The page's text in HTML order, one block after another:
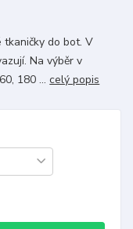
tkaničky do bot. V
Na výběr v
180 ...celý popis